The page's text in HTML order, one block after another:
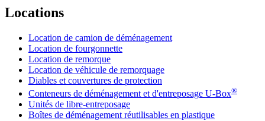
Locations
Location de camion de déménagement
Location de fourgonnette
Location de remorque
Location de véhicule de remorquage
Diables et couvertures de protection
Conteneurs de déménagement et d'entreposage U-Box®
Unités de libre-entreposage
Boîtes de déménagement réutilisables en plastique